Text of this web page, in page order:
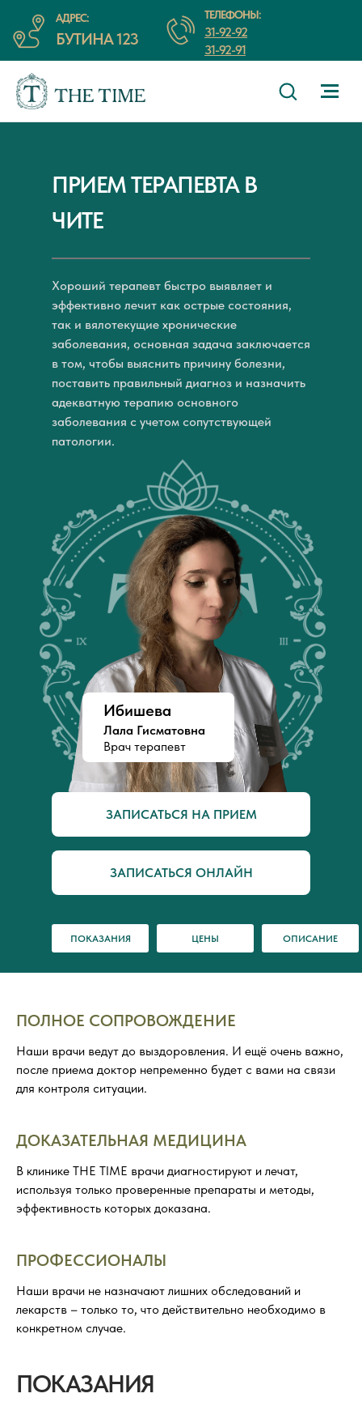
АДРЕС:
БУТИНА 123
ТЕЛЕФОНЫ:
31-92-92
31-92-91
ПРИЕМ ТЕРАПЕВТА В
ЧИТЕ
Хороший терапевт быстро выявляет и
эффективно лечит как острые состояния,
так и вялотекущие хронические
заболевания, основная задача заключается
в том, чтобы выяснить причину болезни,
поставить правильный диагноз и назначить
адекватную терапию основного
заболевания с учетом сопутствующей
патологии.
ЗАПИСАТЬСЯ ОНЛАЙН
ЗАПИСАТЬСЯ НА ПРИЕМ
Ибишева
Лала Гисматовна
Врач терапевт
ПОКАЗАНИЯ ЦЕНЫ ОПИСАНИЕ
ПОЛНОЕ СОПРОВОЖДЕНИЕ
Наши врачи ведут до выздоровления. И ещё очень важно,
после приема доктор непременно будет с вами на связи
для контроля ситуации.
ДОКАЗАТЕЛЬНАЯ МЕДИЦИНА
В клинике THE TIME врачи диагностируют и лечат,
используя только проверенные препараты и методы,
эффективность которых доказана.
ПРОФЕССИОНАЛЫ
Наши врачи не назначают лишних обследований и
лекарств – только то, что действительно необходимо в
конкретном случае.
ПОКАЗАНИЯ